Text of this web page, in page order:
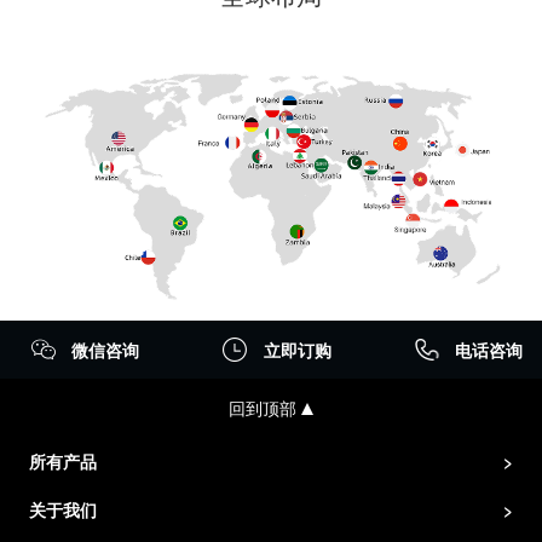
微信咨询 立即订购 电话咨询
回到顶部
所有产品
>
关于我们
>